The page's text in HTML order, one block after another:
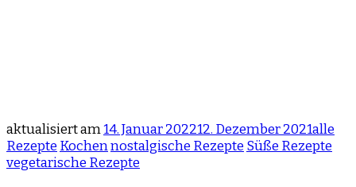
aktualisiert am14. Januar 202212. Dezember 2021alle
Rezepte Kochennostalgische Rezepte Süße Rezepte
vegetarische Rezepte